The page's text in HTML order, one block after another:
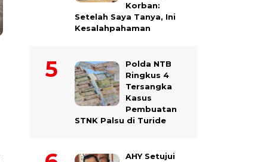
Korban:
Setelah Saya Tanya, Ini
Kesalahpahaman
Polda NTB
Ringkus 4
Tersangka
Kasus
Pembuatan
STNK Palsu di Turide
AHY Setujui